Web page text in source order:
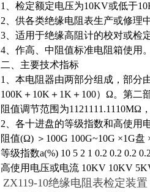
1、检定额定电压为10KV或低于
2、供各类绝缘电阻表生产或修理
3、适用于绝缘高阻计的校对或检定
4、作高、中阻值标准电阻箱使用。
二、主要技术指标
1、本电阻器由两部分组成，部分
100K＋10K＋1K＋100）Ω。第二
阻值调节范围为1121111.1110MΩ
2、各十进盘的等级指数和高使用
阻值(Ω) ＞100G 100G~10G ×1G
等级指数a(%) 10 5 2 1 0.2 0.2 0.2
高使用电压或电流 10KV 10KV
ZX119-10绝缘电阻表检定装置